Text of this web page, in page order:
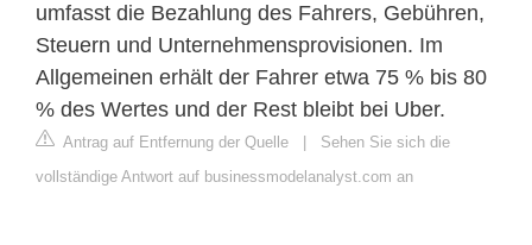
umfasst die Bezahlung des Fahrers, Gebühren,
Steuern und Unternehmensprovisionen. Im
Allgemeinen erhält der Fahrer etwa 75 % bis 80
% des Wertes und der Rest bleibt bei Uber.
Antrag auf Entfernung der Quelle
Sehen Sie sich die
vollständige Antwort auf businessmodelanalyst.com an